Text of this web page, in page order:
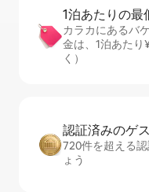
1泊あたりの最⁠
カラカにあるバ
金は、1泊あたり
く）
認証済みのゲ⁠
720件を超える
ょう